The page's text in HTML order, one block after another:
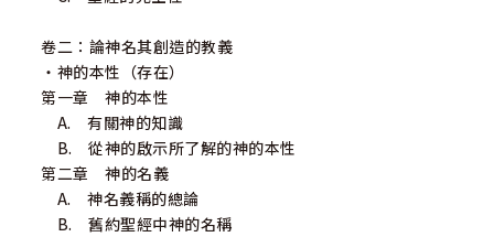
卷二：論神名其創造的教義
‧神的本性（存在）
第一章 神的本性
A. 有關神的知識
B. 從神的啟示所了解的神的本性
第二章 神的名義
A. 神名義稱的總論
B. 舊約聖經中神的名稱